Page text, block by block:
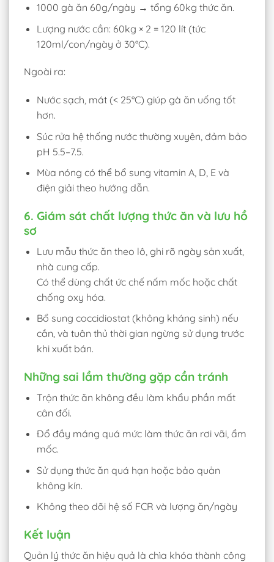
1000 gà ăn 60g/ngày → tổng 60kg thức ăn.
Lượng nước cần: 60kg × 2 = 120 lít (tức
120ml/con/ngày ở 30°C).
Ngoài ra:
Nước sạch, mát (< 25°C) giúp gà ăn uống tốt
hơn.
Súc rửa hệ thống nước thường xuyên, đảm bảo
pH 5.5–7.5.
Mùa nóng có thể bổ sung vitamin A, D, E và
điện giải theo hướng dẫn.
6. Giám sát chất lượng thức ăn và lưu hồ
sơ
Lưu mẫu thức ăn theo lô, ghi rõ ngày sản xuất,
nhà cung cấp.
Có thể dùng chất ức chế nấm mốc hoặc chất
chống oxy hóa.
Bổ sung coccidiostat (không kháng sinh) nếu
cần, và tuân thủ thời gian ngừng sử dụng trước
khi xuất bán.
Những sai lầm thường gặp cần tránh
Trộn thức ăn không đều làm khẩu phần mất
cân đối.
Đổ đầy máng quá mức làm thức ăn rơi vãi, ẩm
mốc.
Sử dụng thức ăn quá hạn hoặc bảo quản
không kín.
Không theo dõi hệ số FCR và lượng ăn/ngày
Kết luận
Quản lý thức ăn hiệu quả là chìa khóa thành công